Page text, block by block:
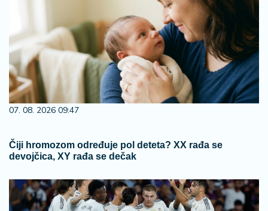
07. 08. 2026 09:47
Čiji hromozom određuje pol deteta? XX rađa se
devojčica, XY rađa se dečak